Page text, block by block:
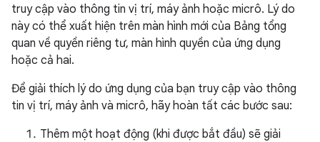
truy cập vào thông tin vị trí, máy ảnh hoặc micrô. Lý do
này có thể xuất hiện trên màn hình mới của Bảng tổng
quan về quyền riêng tư, màn hình quyền của ứng dụng
hoặc cả hai.
Để giải thích lý do ứng dụng của bạn truy cập vào thông
tin vị trí, máy ảnh và micrô, hãy hoàn tất các bước sau:
Thêm một hoạt động (khi được bắt đầu) sẽ giải